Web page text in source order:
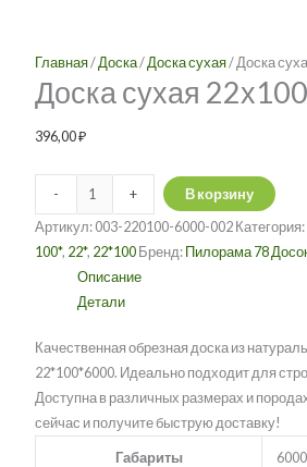
Главная/Доска/Доска сухая/ Доска
Доска сухая
396,00₽
- +
В корзину
Артикул:003-220100-6000-002Категория:
100*, 22*, 22*100Бренд:Пилорама 78
Описание
Детали
Качественная обрезная доска из
22*100*6000. Идеально подходит для
Доступна в различных размерах и
сейчас и получите быструю доставку!
Габариты
Опции
можно
странице
товара.
Опции
можно
странице
товара.